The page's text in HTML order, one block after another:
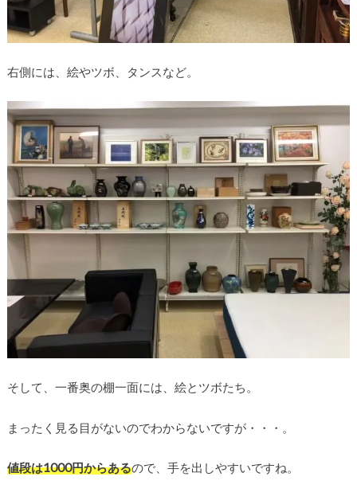
右側には、絵やツボ、タンスなど。
そして、一番奥の棚一面には、絵とツボたち。
まったく見る目がないのでわからないですが・・・。
値段は1000円からあるので、手を出しやすいですね。